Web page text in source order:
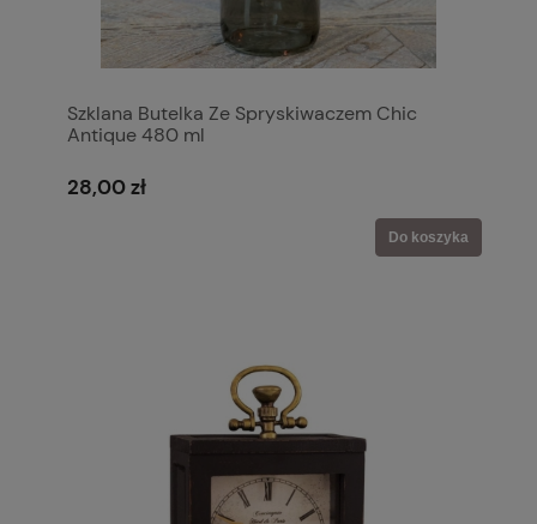
Szklana Butelka Ze Spryskiwaczem Chic
Antique 480 ml
28,00 zł
Do koszyka